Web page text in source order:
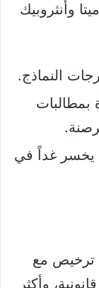
وأنثروبيك
النماذج.
يخسر غداً في
ترخيص مع
وأكثر